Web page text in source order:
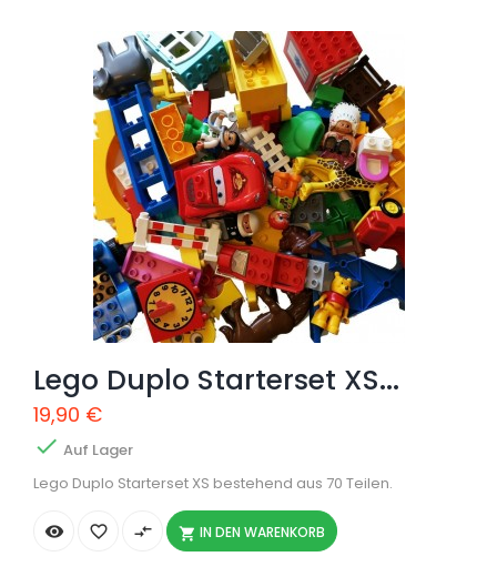
Lego Duplo Starterset XS...
19,90 €
 Auf Lager
Lego Duplo Starterset XS bestehend aus 70 Teilen.
  compare_arrows  IN DEN WARENKORB